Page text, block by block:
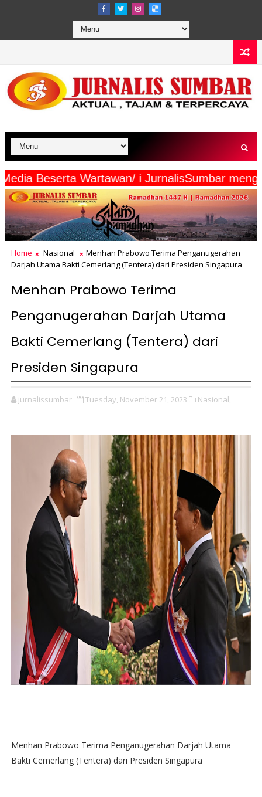
Media Beserta Wartawan/ i
Home Nasional
Menhan Prabowo Terima Penganugerahan
Darjah Utama Bakti Cemerlang (Tentera) dari Presiden Singapura
Menhan Prabowo Terima
Penganugerahan Darjah Utama
Bakti Cemerlang (Tentera) dari
Presiden Singapura
jurnalissumbar Tuesday, November 21, 2023 Nasional,
Menhan Prabowo Terima Penganugerahan Darjah Utama
Bakti Cemerlang (Tentera) dari Presiden Singapura